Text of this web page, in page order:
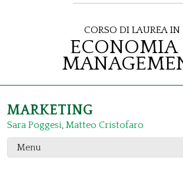
Corso di Laurea in
Economia
MARKETING
Sara Poggesi, Matteo Cristofaro
Menu